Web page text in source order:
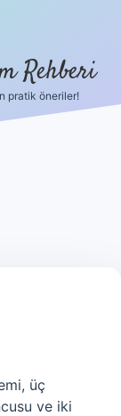
Rehberi
pratik öneriler!
üç
ve iki